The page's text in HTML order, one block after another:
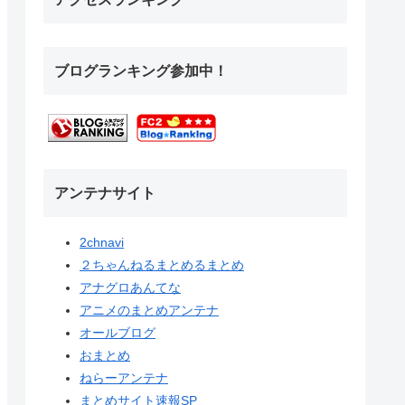
ブログランキング参加中！
アンテナサイト
2chnavi
２ちゃんねるまとめるまとめ
アナグロあんてな
アニメのまとめアンテナ
オールブログ
おまとめ
ねらーアンテナ
まとめサイト速報SP